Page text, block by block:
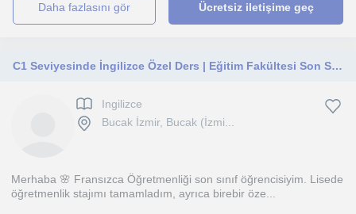
daha fazlasını gör Ücretsiz iletişime geç
C1 Seviyesinde İngilizce Özel Ders | Eğitim Fakültesi Son Sınıf
Ingilizce
Bucak İzmir, Bucak (İzmi...
Merhaba 🌸 Fransızca Öğretmenliği son sınıf öğrencisiyim. Lisede
öğretmenlik stajımı tamamladım, ayrıca birebir öze...